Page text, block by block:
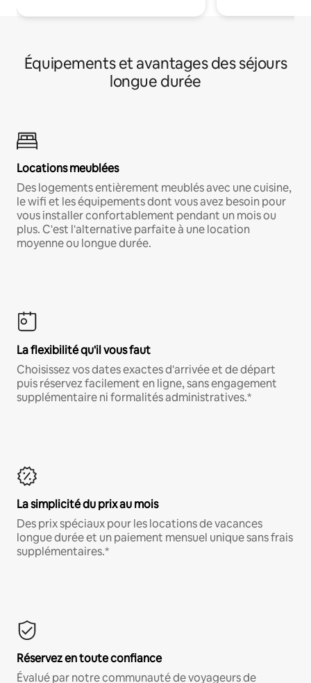
Équipements et avantages des séjours
longue durée
Locations meublées
Des logements entièrement meublés avec une cuisine,
le wifi et les équipements dont vous avez besoin pour
vous installer confortablement pendant un mois ou
plus. C'est l'alternative parfaite à une location
moyenne ou longue durée.
La flexibilité qu'il vous faut
Choisissez vos dates exactes d'arrivée et de départ
puis réservez facilement en ligne, sans engagement
supplémentaire ni formalités administratives.*
La simplicité du prix au mois
Des prix spéciaux pour les locations de vacances
longue durée et un paiement mensuel unique sans frais
supplémentaires.*
Réservez en toute confiance
Évalué par notre communauté de voyageurs de